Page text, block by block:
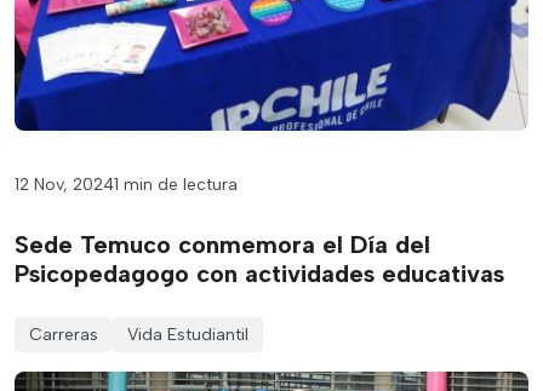
12 Nov, 20241 min de lectura
Sede Temuco conmemora el Día del
Psicopedagogo con actividades educativas
Carreras Vida Estudiantil